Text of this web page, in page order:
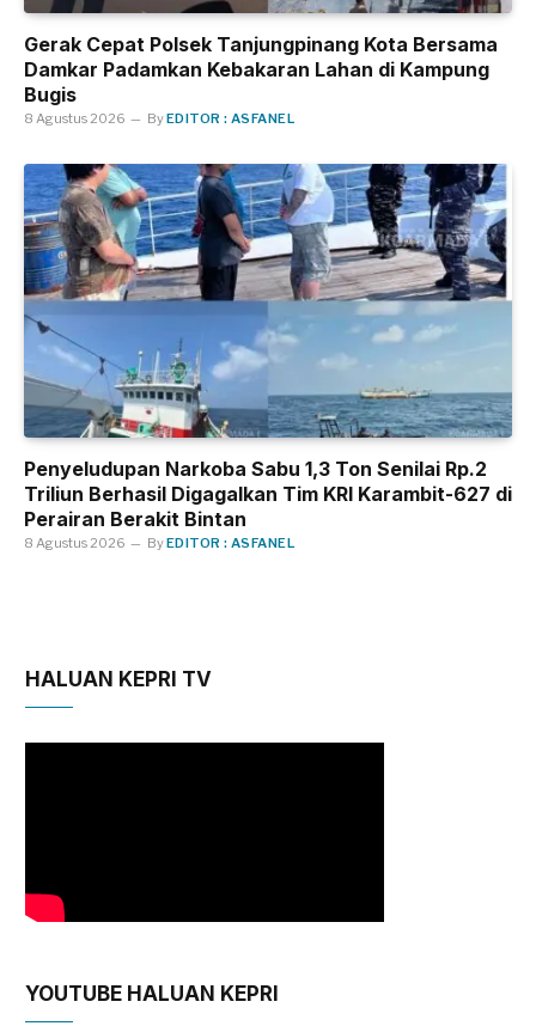
Gerak Cepat Polsek Tanjungpinang Kota Bersama
Damkar Padamkan Kebakaran Lahan di Kampung
Bugis
8 Agustus 2026 ByEDITOR : ASFANEL
Penyeludupan Narkoba Sabu 1,3 Ton Senilai Rp.2
Triliun Berhasil Digagalkan Tim KRI Karambit-627 di
Perairan Berakit Bintan
8 Agustus 2026 ByEDITOR : ASFANEL
HALUAN KEPRI TV
YOUTUBE HALUAN KEPRI